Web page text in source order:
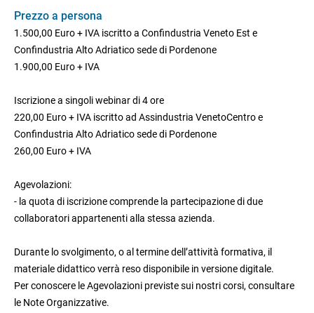
Prezzo a persona
1.500,00 Euro + IVA iscritto a Confindustria Veneto Est e
Confindustria Alto Adriatico sede di Pordenone
1.900,00 Euro + IVA
Iscrizione a singoli webinar di 4 ore
220,00 Euro + IVA iscritto ad Assindustria VenetoCentro e
Confindustria Alto Adriatico sede di Pordenone
260,00 Euro + IVA
Agevolazioni:
- la quota di iscrizione comprende la partecipazione di due
collaboratori appartenenti alla stessa azienda.
Durante lo svolgimento, o al termine dell’attività formativa, il
materiale didattico verrà reso disponibile in versione digitale.
Per conoscere le Agevolazioni previste sui nostri corsi, consultare
le Note Organizzative.